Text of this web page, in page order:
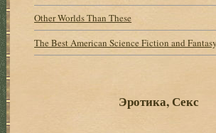
Other Worlds Than These
The Best American Science Fiction and
Эротика, Секс